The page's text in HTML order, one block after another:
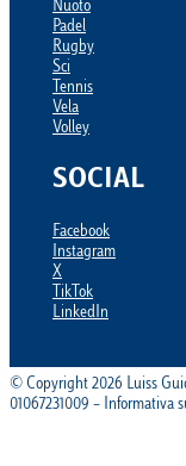
Nuoto
Padel
Rugby
Sci
Tennis
Vela
Volley
SOCIAL
Facebook
Instagram
X
TikTok
LinkedIn
© Copyright 2026 Luiss
01067231009 – Informativa